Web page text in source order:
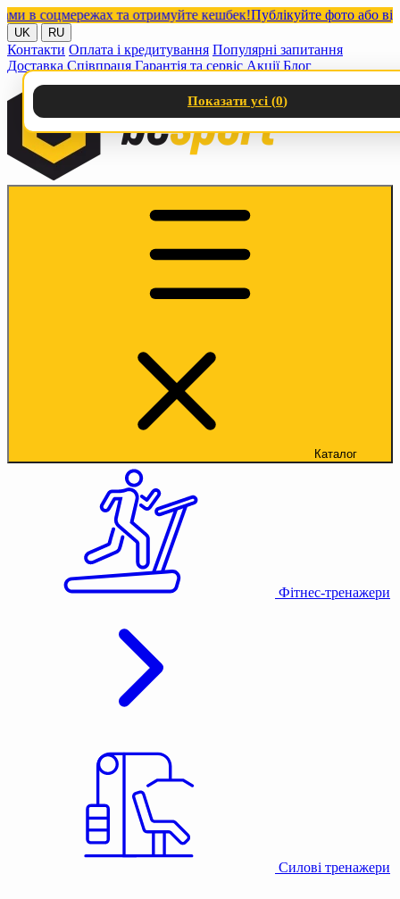
соцмережах та отримуйте кешбек!Публікуйте фото або відео
UK RU
Контакти Оплата і кредитування Популярні запитання
Доставка Співпраця Гарантія та сервіс Акції Блог
Каталог
Фітнес-тренажери
Силові тренажери
Показати усі (0)